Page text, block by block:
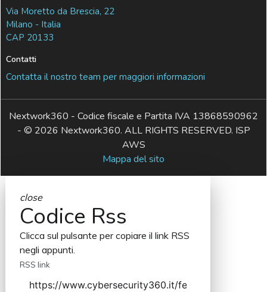
Via Moretto da Brescia, 22
Milano - Italia
CAP 20133
Contatti
Contatta il nostro team per maggiori informazioni
Nextwork360 - Codice fiscale e Partita IVA 13868590962
- © 2026 Nextwork360. ALL RIGHTS RESERVED. ISP
AWS
Mappa del sito
close
Codice Rss
Clicca sul pulsante per copiare il link RSS
negli appunti.
RSS link